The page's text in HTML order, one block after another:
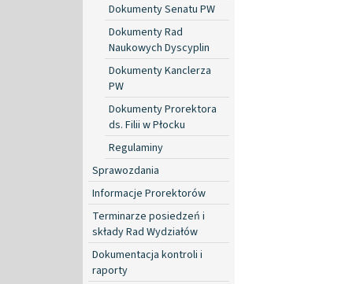
Dokumenty Senatu PW
Dokumenty Rad
Naukowych Dyscyplin
Dokumenty Kanclerza
PW
Dokumenty Prorektora
ds. Filii w Płocku
Regulaminy
Sprawozdania
Informacje Prorektorów
Terminarze posiedzeń i
składy Rad Wydziałów
Dokumentacja kontroli i
raporty